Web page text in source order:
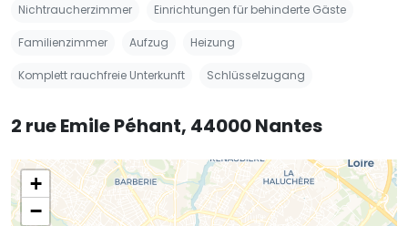
Nichtraucherzimmer Einrichtungen für behinderte Gäste
Familienzimmer Aufzug Heizung
Komplett rauchfreie Unterkunft Schlüsselzugang
2 rue Emile Péhant, 44000 Nantes
+
−